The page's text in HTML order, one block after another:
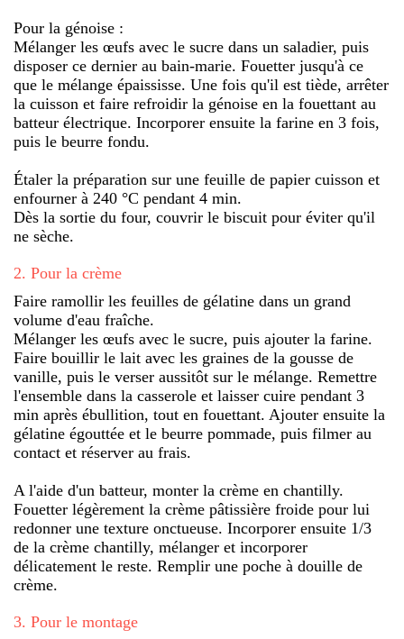
Pour la génoise :
Mélanger les œufs avec le sucre dans un saladier, puis
disposer ce dernier au bain-marie. Fouetter jusqu'à ce
que le mélange épaississe. Une fois qu'il est tiède, arrêter
la cuisson et faire refroidir la génoise en la fouettant au
batteur électrique. Incorporer ensuite la farine en 3 fois,
puis le beurre fondu.
Étaler la préparation sur une feuille de papier cuisson et
enfourner à 240 °C pendant 4 min.
Dès la sortie du four, couvrir le biscuit pour éviter qu'il
ne sèche.
2. Pour la crème
Faire ramollir les feuilles de gélatine dans un grand
volume d'eau fraîche.
Mélanger les œufs avec le sucre, puis ajouter la farine.
Faire bouillir le lait avec les graines de la gousse de
vanille, puis le verser aussitôt sur le mélange. Remettre
l'ensemble dans la casserole et laisser cuire pendant 3
min après ébullition, tout en fouettant. Ajouter ensuite la
gélatine égouttée et le beurre pommade, puis filmer au
contact et réserver au frais.
A l'aide d'un batteur, monter la crème en chantilly.
Fouetter légèrement la crème pâtissière froide pour lui
redonner une texture onctueuse. Incorporer ensuite 1/3
de la crème chantilly, mélanger et incorporer
délicatement le reste. Remplir une poche à douille de
crème.
3. Pour le montage